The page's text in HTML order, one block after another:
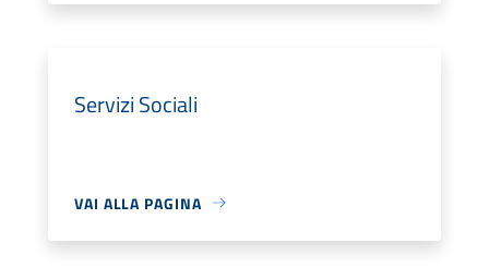
Servizi Sociali
VAI ALLA PAGINA